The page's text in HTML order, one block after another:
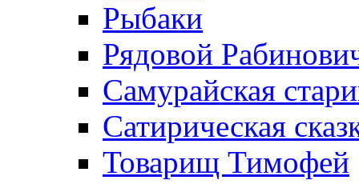
Рыбаки
Рядовой
Самурайская
Сатирическая
Товарищ Тимофей